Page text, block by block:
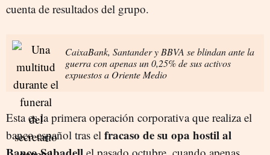
cuenta de resultados del grupo.
CaixaBank, Santander y BBVA se blindan ante la
guerra con apenas un 0,25% de sus activos
expuestos a Oriente Medio
Esta es la primera operación corporativa que realiza el
banco español tras el fracaso de su opa hostil al